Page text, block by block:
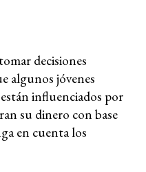
decisiones
algunos jóvenes
influenciados por
su dinero con base
en cuenta los